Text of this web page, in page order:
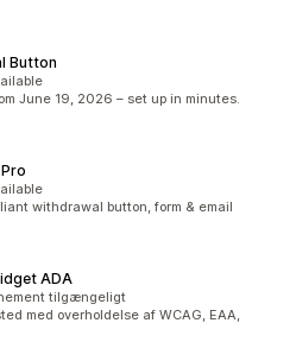
Button
June 19, 2026 – set up in minutes.
withdrawal button, form & email
ADA
tilgængeligt
med overholdelse af WCAG, EAA,